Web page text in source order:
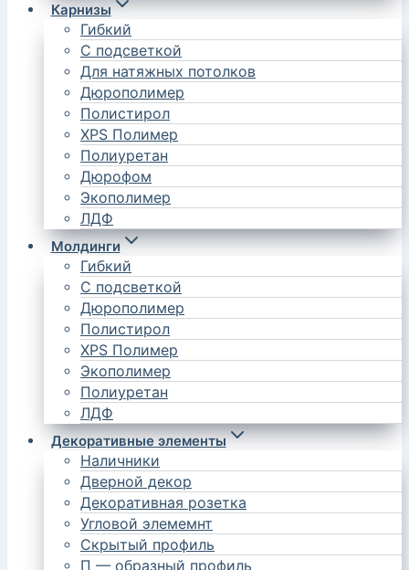
Карнизы
Гибкий
С подсветкой
Для натяжных потолков
Дюрополимер
Полистирол
XPS Полимер
Полиуретан
Дюрофом
Экополимер
ЛДФ
Молдинги
Гибкий
С подсветкой
Дюрополимер
Полистирол
XPS Полимер
Экополимер
Полиуретан
ЛДФ
Декоративные элементы
Наличники
Дверной декор
Декоративная розетка
Угловой элемемнт
Скрытый профиль
П — образный профиль